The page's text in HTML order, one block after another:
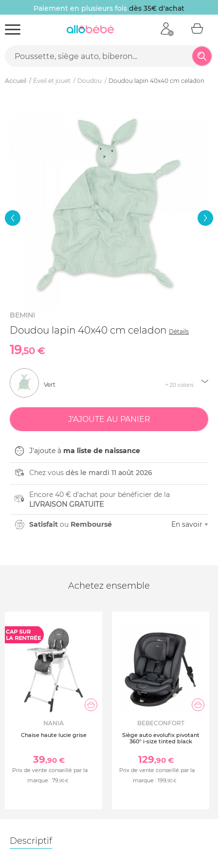
Paiement en plusieurs fois dès 35€ d'achat
Accueil Éveil et jouet Doudou Doudou lapin 40x40 cm celadon
BEMINI
Doudou lapin 40x40 cm celadon Détails
19,50 €
Vert + 20 coloris
J'ajoute à ma liste de naissance
Chez vous dès le mardi 11 août 2026
Encore 40 € d'achat pour bénéficier de la
LIVRAISON GRATUITE
Satisfait ou Remboursé En savoir +
Achetez ensemble
NANIA
Chaise haute lucie grise
39,90 €
Prix de vente conseillé par la
marque : 79,90 €
BEBECONFORT
Siège auto evolufix pivotant
360° i-size tinted black
129,90 €
Prix de vente conseillé par la
marque : 199,90 €
Descriptif